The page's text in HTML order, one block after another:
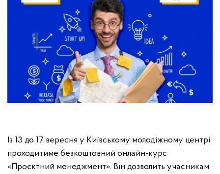
Із 13 до 17 вересня у Київському молодіжному центрі
проходитиме безкоштовний онлайн-курс
«Проєктний менеджмент». Він дозволить учасникам